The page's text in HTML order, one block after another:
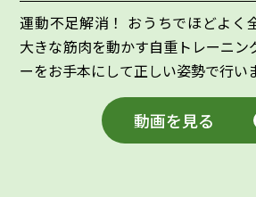
運動不足解消！ おうちでほどよく
大きな筋肉を動かす自重トレーニン
ーをお手本にして正しい姿勢で行い
動画を見る